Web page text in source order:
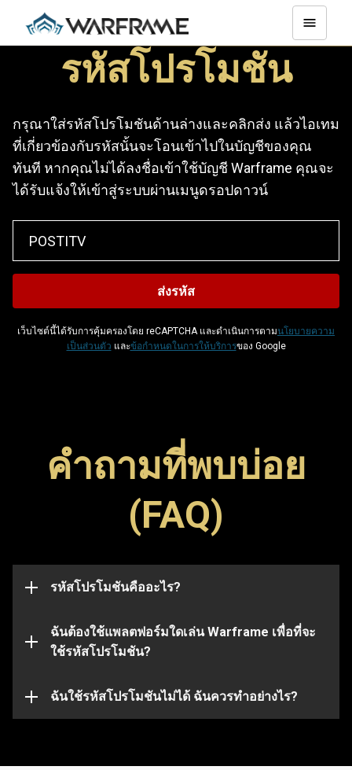
รหัสโปรโมชัน
กรุณาใส่รหัสโปรโมชันด้านล่างและคลิกส่ง แล้วไอเทม
ที่เกี่ยวข้องกับรหัสนั้นจะโอนเข้าไปในบัญชีของคุณ
ทันที หากคุณไม่ได้ลงชื่อเข้าใช้บัญชี Warframe คุณจะ
ได้รับแจ้งให้เข้าสู่ระบบผ่านเมนูดรอปดาวน์
เว็บไซต์นี้ได้รับการคุ้มครองโดย reCAPTCHA และดำเนินการตามนโยบายความ
เป็นส่วนตัว และข้อกำหนดในการให้บริการของ Google
คำถามที่พบบ่อย
(FAQ)
รหัสโปรโมชันคืออะไร?
ล็อกไอเทมต่าง ๆ ในเกม เช่น ภาพสัญลักษณ์ (Glyph) บูส
เตอร์ หรืออาวุธ โปรดทราบว่า รหัสมักจะมีวันหมดอายุ
โปรโมชันอาจเชื่อมโยงกับบัญชีบางบัญชี และจะใช้ได้
กับบัญชีที่ส่งรหัสไปในตอนแรกเท่านั้น
ฉันต้องใช้แพลตฟอร์มใดเล่น Warframe เพื่อที่จะ
ใช้รหัสโปรโมชัน?
สามารถกรอกรหัสโปรโมชันในเพจนี้เพื่อแลกรหัสและ
รับไอเทมได้ไม่ว่าคุณจะใช้แพลตฟอร์มใดในการเล่น
แต่โปรดทราบว่า รหัสบางรหัสจะใช้ได้กับบาง
ได้เข้าสู่ระบบด้วยบัญชี Warframe ที่เชื่อมโยงกับ
แพลตฟอร์มที่คุณเลือก
ฉันใช้รหัสโปรโมชันไม่ได้ ฉันควรทำอย่างไร?
รหัสโปรโมชันที่คุณใช้อาจหมดอายุหรือใช้ไปแล้ว หาก
เรื่องไปที่ทีมสนับสนุนของเรา